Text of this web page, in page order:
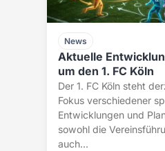
News
Aktuelle
um den 1. FC Köln
Der 1. FC Köln steht
Fokus verschiedener
Entwicklungen und
sowohl die
auch...